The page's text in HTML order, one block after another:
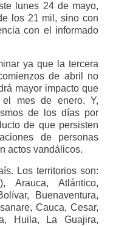
lunes 24 de mayo,
los 21 mil, sino con
con el informado
ya que la tercera
de abril no
mayor impacto que
mes de enero. Y,
de los días por
de que persisten
de personas
actos vandálicos.
Los territorios son:
Arauca, Atlántico,
Buenaventura,
Cauca, Cesar,
Huila, La Guajira,